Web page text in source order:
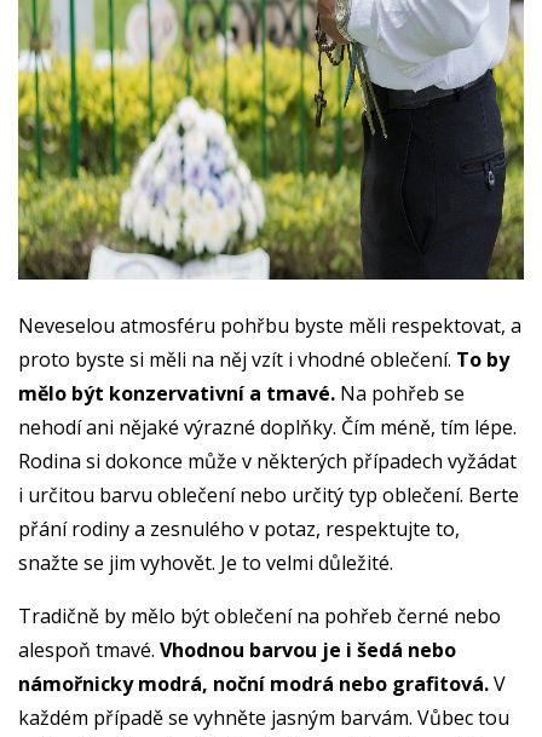
Neveselou atmosféru pohřbu byste měli respektovat, a
proto byste si měli na něj vzít i vhodné oblečení. To by
mělo být konzervativní a tmavé. Na pohřeb se
nehodí ani nějaké výrazné doplňky. Čím méně, tím lépe.
Rodina si dokonce může v některých případech vyžádat
i určitou barvu oblečení nebo určitý typ oblečení. Berte
přání rodiny a zesnulého v potaz, respektujte to,
snažte se jim vyhovět. Je to velmi důležité.
Tradičně by mělo být oblečení na pohřeb černé nebo
alespoň tmavé. Vhodnou barvou je i šedá nebo
námořnicky modrá, noční modrá nebo grafitová.V
každém případě se vyhněte jasným barvám. Vůbec tou